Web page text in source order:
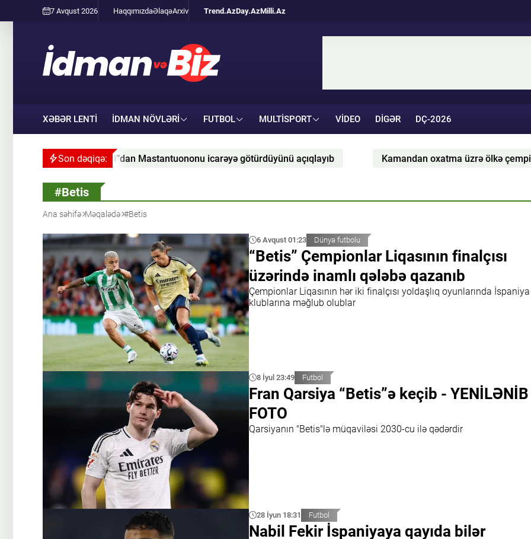
7 Avqust 2026 HaqqımızdaƏlaqəArxiv Trend.AzDay.AzMilli.Az
XƏBƏR LENTİ İDMAN NÖVLƏRI FUTBOL MULTISPORT VIDEO DIGƏR DÇ-2026
Son dəqiqə:
Mastantuononu icarəyə götürdüyünü açıqlayıb Kamandan oxatma üzrə ölkə çempionatı və kubokuna start
#Betis
Ana səhifə Məqalədə #Betis
6 Avqust 01:23 Dünya futbolu
“Betis” Çempionlar Liqasının finalçısı
üzərində inamlı qələbə qazanıb
Çempionlar Liqasının hər iki finalçısı yoldaşlıq oyunlarında İspaniya
klublarına məğlub olublar
8 İyul 23:49 Futbol
Fran Qarsiya “Betis”ə keçib - YENİLƏNİB
FOTO
Qarsiyanın "Betis"lə müqaviləsi 2030-cu ilə qədərdir
28 İyun 18:31 Futbol
Nabil Fekir İspaniyaya qayıda bilər